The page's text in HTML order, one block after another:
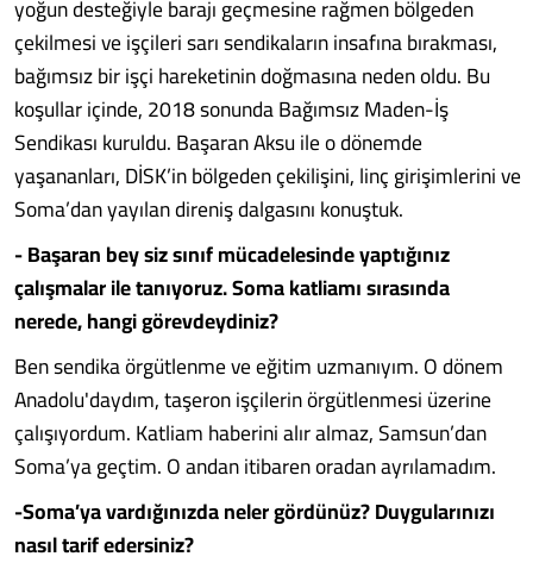
yoğun desteğiyle barajı geçmesine rağmen bölgeden
çekilmesi ve işçileri sarı sendikaların insafına bırakması,
bağımsız bir işçi hareketinin doğmasına neden oldu. Bu
koşullar içinde, 2018 sonunda Bağımsız Maden-İş
Sendikası kuruldu. Başaran Aksu ile o dönemde
yaşananları, DİSK’in bölgeden çekilişini, linç girişimlerini ve
Soma’dan yayılan direniş dalgasını konuştuk.
- Başaran bey siz sınıf mücadelesinde yaptığınız
çalışmalar ile tanıyoruz. Soma katliamı sırasında
nerede, hangi görevdeydiniz?
Ben sendika örgütlenme ve eğitim uzmanıyım. O dönem
Anadolu'daydım, taşeron işçilerin örgütlenmesi üzerine
çalışıyordum. Katliam haberini alır almaz, Samsun’dan
Soma’ya geçtim. O andan itibaren oradan ayrılamadım.
-Soma’ya vardığınızda neler gördünüz? Duygularınızı
nasıl tarif edersiniz?